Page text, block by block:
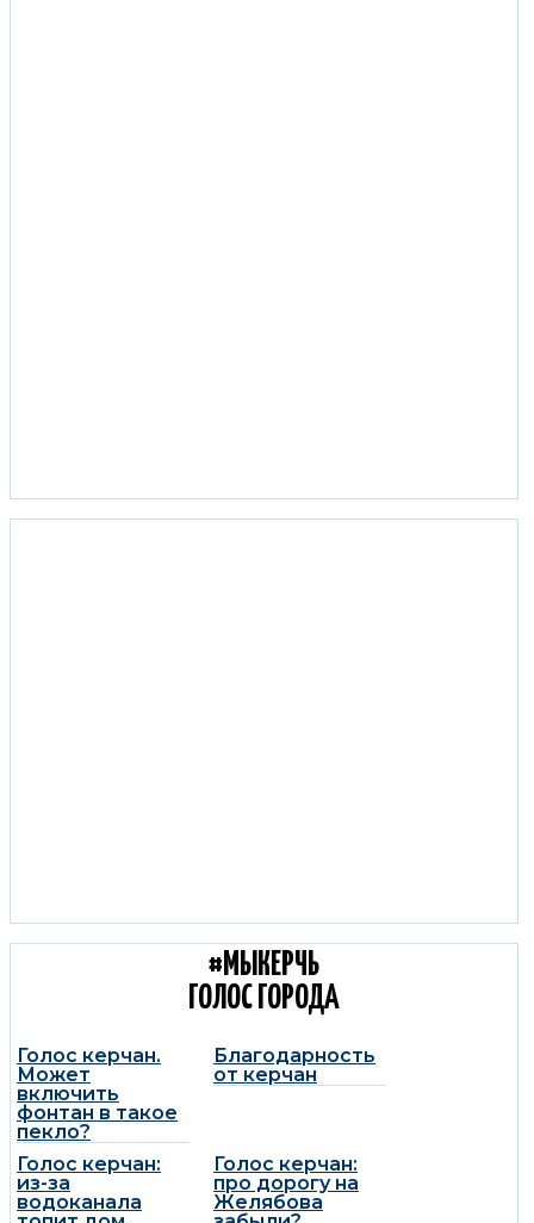
#МЫКЕРЧЬ
ГОЛОС ГОРОДА
Голос керчан.
Может
включить
фонтан в такое
пекло?
Благодарность
от керчан
Голос керчан:
из-за
водоканала
Голос керчан:
про дорогу на
Желябова